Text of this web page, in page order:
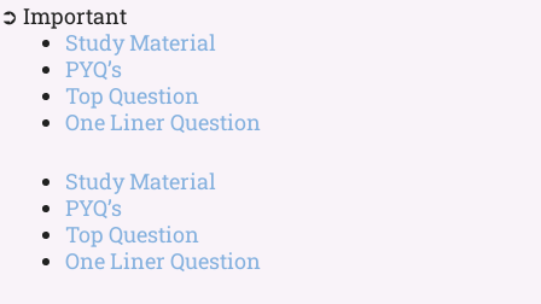
➲ Important
Study Material
PYQ’s
Top Question
One Liner Question
Study Material
PYQ’s
Top Question
One Liner Question